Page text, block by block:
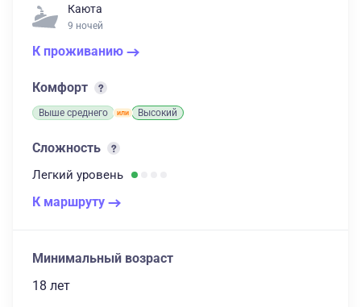
Каюта
9 ночей
К проживанию
Комфорт
Выше среднего Высокий
Сложность
Легкий уровень
К маршруту
Минимальный возраст
18 лет